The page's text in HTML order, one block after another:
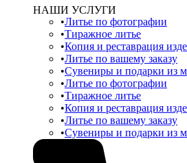
НАШИ УСЛУГИ
Литье по фотографии
Тиражное литье
Копия и реставрация
Литье по вашему заказу
Сувениры и подарки из
Литье по фотографии
Тиражное литье
Копия и реставрация
Литье по вашему заказу
Сувениры и подарки из